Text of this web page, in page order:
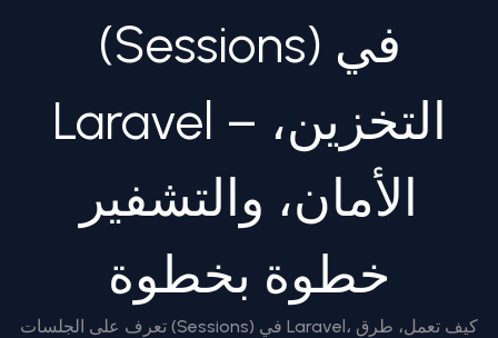
(Sessions) في
Laravel – التخزين،
الأمان، والتشفير
خطوة بخطوة
تعرف على الجلسات (Sessions) في Laravel، كيف تعمل، طرق